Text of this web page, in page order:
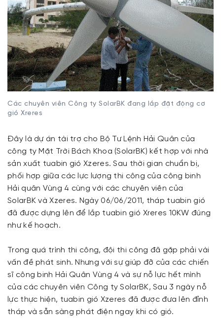
Các chuyên viên Công ty SolarBK đang lắp đặt động cơ
gió Xreres
Đây là dự án tài trợ cho Bộ Tư Lệnh Hải Quân của
công ty Mặt Trời Bách Khoa (SolarBK) kết hợp với nhà
sản xuất tuabin gió Xzeres. Sau thời gian chuẩn bị,
phối hợp giữa các lực lượng thi công của công binh
Hải quân Vùng 4 cùng với các chuyên viên của
SolarBK và Xzeres. Ngày 06/06/2011, tháp tuabin gió
đã được dựng lên để lắp tuabin gió Xreres 10KW đúng
như kế hoạch.
Trong quá trình thi công, đội thi công đã gặp phải vài
vấn đề phát sinh. Nhưng với sự giúp đỡ của các chiến
sĩ công binh Hải Quân Vùng 4 và sự nỗ lực hết mình
của các chuyên viên Công ty SolarBK, Sau 3 ngày nỗ
lực thực hiện, tuabin gió Xzeres đã được đưa lên đỉnh
tháp và sẵn sàng phát điện ngay khi có gió.